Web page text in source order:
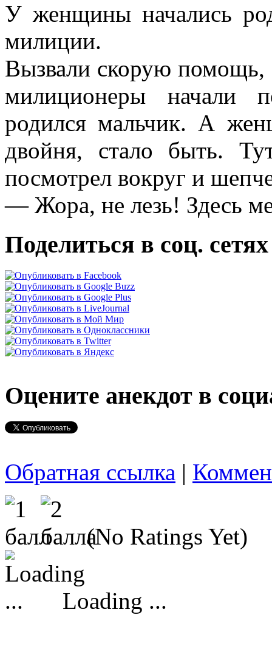
У женщины начались
милиции.
Вызвали скорую помощь,
милиционеры начали
родился мальчик. А
двойня, стало быть.
посмотрел вокруг и
— Жора, не лезь! Здесь
Поделиться в соц. сетях
Оцените анекдот в
Обратная ссылка |
(No Ratings Yet)
Loading ...